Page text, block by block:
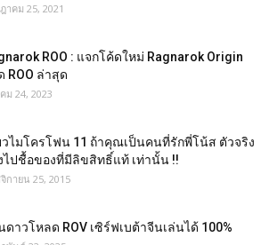
าคม 25, 2021
ROO : แจกโค้ดใหม่ Ragnarok Origin
ROO ล่าสุด
ม 24, 2023
วไมโครโฟน 11 ถ้าคุณเป็นคนที่รักพี่โน้ส ตัวจริง
ไปชื้อของที่มีลิขสิทธิ์แท้ เท่านั้น !!
กายน 25, 2015
ดาวโหลด ROV เซิร์ฟเบต้าจีนเล่นได้ 100%